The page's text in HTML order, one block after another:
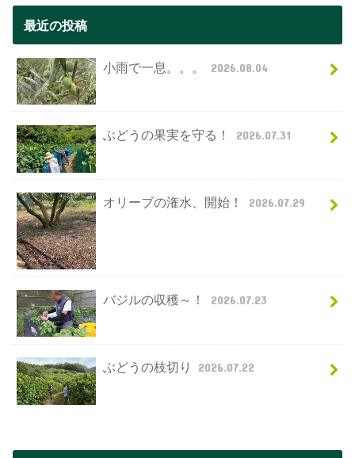
最近の投稿
小雨で一息。。。 2026.08.04
ぶどうの果実を守る！ 2026.07.31
オリーブの潅水、開始！ 2026.07.29
バジルの収穫～！ 2026.07.23
ぶどうの枝切り 2026.07.22